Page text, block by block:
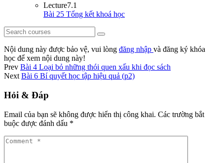
Lecture7.1
Bài 25 Tổng kết khoá học
Nội dung này được bảo vệ, vui lòng đăng nhập và đăng ký khóa
học để xem nội dung này!
Prev Bài 4 Loại bỏ những thói quen xấu khi đọc sách
Next Bài 6 Bí quyết học tập hiệu quả (p2)
Hỏi & Đáp
Email của bạn sẽ không được hiển thị công khai. Các trường bắt
buộc được đánh dấu *